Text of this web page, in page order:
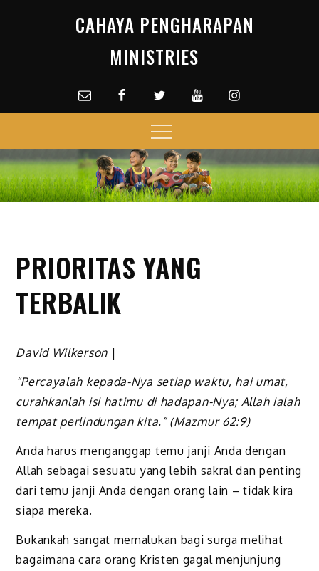
CAHAYA PENGHARAPAN
MINISTRIES
Email facebookTwitterYoutubeInstagram
Menu
PRIORITAS YANG
TERBALIK
David Wilkerson|
“Percayalah kepada-Nya setiap waktu, hai umat,
curahkanlah isi hatimu di hadapan-Nya; Allah ialah
tempat perlindungan kita.” (Mazmur 62:9)
Anda harus menganggap temu janji Anda dengan
Allah sebagai sesuatu yang lebih sakral dan penting
dari temu janji Anda dengan orang lain – tidak kira
siapa mereka.
Bukankah sangat memalukan bagi surga melihat
bagaimana cara orang Kristen gagal menjunjung